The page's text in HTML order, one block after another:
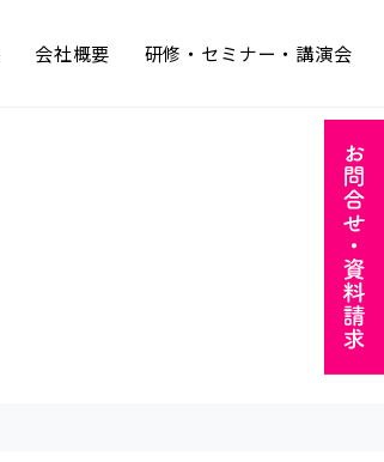
会社概要 研修・セミナー・講演会